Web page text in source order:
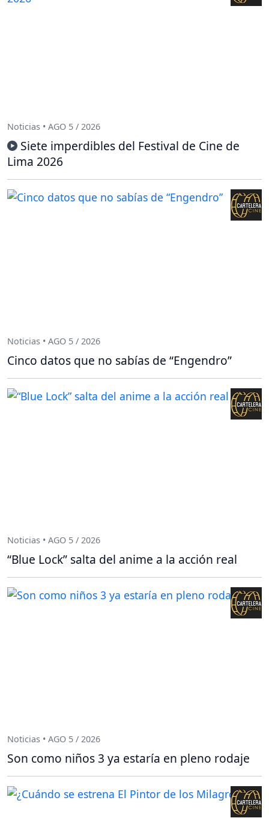
Noticias • AGO 5 / 2026
Siete imperdibles del Festival de Cine de
Lima 2026
Noticias • AGO 5 / 2026
Cinco datos que no sabías de “Engendro”
Noticias • AGO 5 / 2026
“Blue Lock” salta del anime a la acción real
Noticias • AGO 5 / 2026
Son como niños 3 ya estaría en pleno rodaje